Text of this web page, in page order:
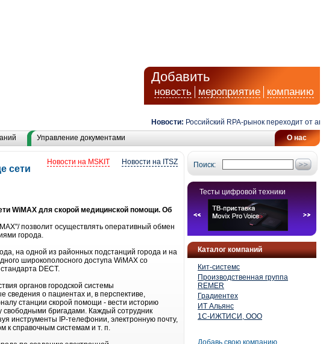
Добавить
новость мероприятие компанию
Новости: Российский RPA-рынок переходит от
О нас
Управление документами
Поиск:
Тесты цифровой техники
Каталог компаний
Кит-системс
Производственная группа
REMER
Градиентех
ИТ Альянс
1С-ИЖТИСИ, ООО
Добавь свою компанию
Новости на ITSZ
Новости на MSKIT
сети
WiMAX для скорой медицинской помощи. Об
позволит осуществлять оперативный обмен
города.
на одной из районных подстанций города и на
широкополосного доступа WiMAX со
DECT.
органов городской системы
о пациентах и, в перспективе,
станции скорой помощи - вести историю
бригадами. Каждый сотрудник
инструменты IP-телефонии, электронную почту,
к справочным системам и т. п.